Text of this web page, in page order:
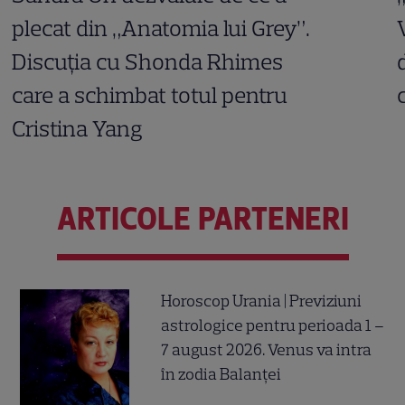
plecat din „Anatomia lui Grey”.
Discuția cu Shonda Rhimes
care a schimbat totul pentru
Cristina Yang
ARTICOLE PARTENERI
Horoscop Urania | Previziuni
astrologice pentru perioada 1 –
7 august 2026. Venus va intra
în zodia Balanței